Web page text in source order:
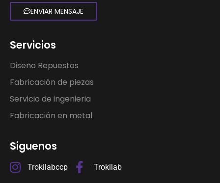
ENVIAR MENSAJE
Servicios
Diseño Repuestos
Fabricación de piezas
Servicio de ingenieria
Fabricación en metal
Siguenos
Trokilabccp Trokilab